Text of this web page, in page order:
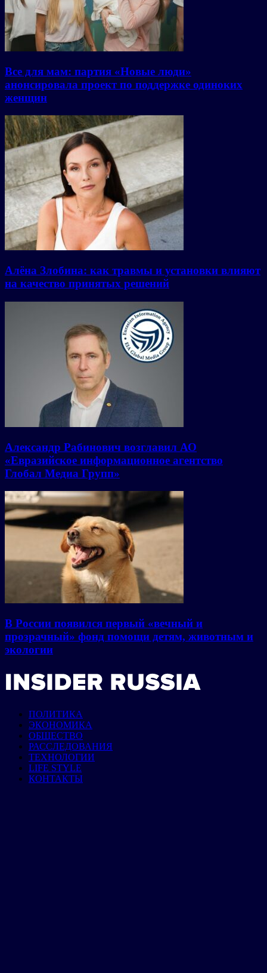
Все для мам: партия «Новые люди»
анонсировала проект по поддержке одиноких
женщин
Алёна Злобина: как травмы и установки влияют
на качество принятых решений
Александр Рабинович возглавил АО
«Евразийское информационное агентство
Глобал Медиа Групп»
В России появился первый «вечный и
прозрачный» фонд помощи детям, животным и
экологии
ПОЛИТИКА
ЭКОНОМИКА
ОБЩЕСТВО
РАССЛЕДОВАНИЯ
ТЕХНОЛОГИИ
LIFE STYLE
КОНТАКТЫ